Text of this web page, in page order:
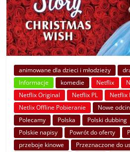
animowane dla dzieci i młodzieży
Informacje
komedie Netflix
Netflix Original
Netflix PL Netflix
Netlix Offline Pobieranie
Nowe
Polecamy
Polska Polski dubbing
Polskie napisy
Powrót do oferty
przeboje kinowe
Przeznaczone do